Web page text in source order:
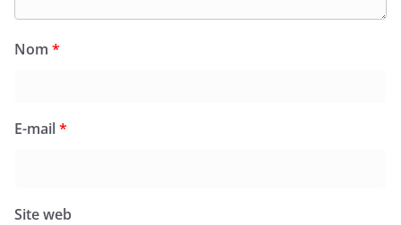
Nom *
E-mail*
Site web